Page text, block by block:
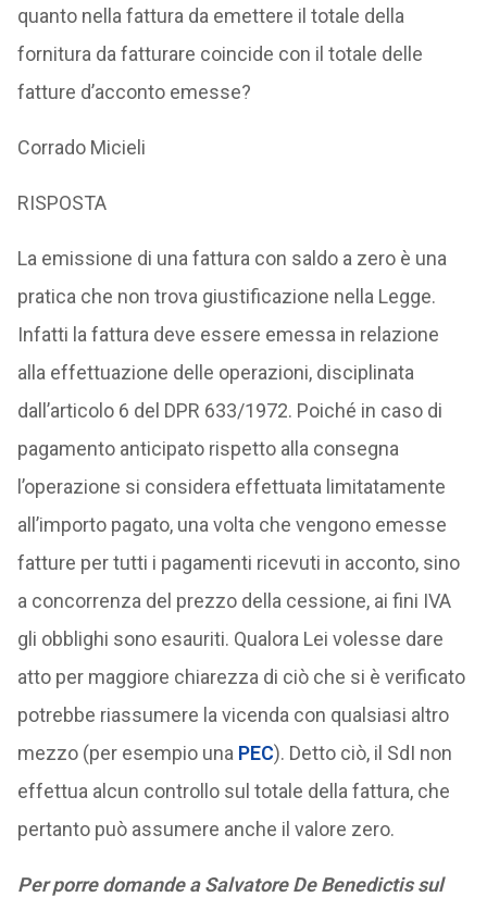
quanto nella fattura da emettere il totale della
fornitura da fatturare coincide con il totale delle
fatture d’acconto emesse?
Corrado Micieli
RISPOSTA
La emissione di una fattura con saldo a zero è una
pratica che non trova giustificazione nella Legge.
Infatti la fattura deve essere emessa in relazione
alla effettuazione delle operazioni, disciplinata
dall’articolo 6 del DPR 633/1972. Poiché in caso di
pagamento anticipato rispetto alla consegna
l’operazione si considera effettuata limitatamente
all’importo pagato, una volta che vengono emesse
fatture per tutti i pagamenti ricevuti in acconto, sino
a concorrenza del prezzo della cessione, ai fini IVA
gli obblighi sono esauriti. Qualora Lei volesse dare
atto per maggiore chiarezza di ciò che si è verificato
potrebbe riassumere la vicenda con qualsiasi altro
mezzo (per esempio una PEC). Detto ciò, il SdI non
effettua alcun controllo sul totale della fattura, che
pertanto può assumere anche il valore zero.
Per porre domande a Salvatore De Benedictis sul